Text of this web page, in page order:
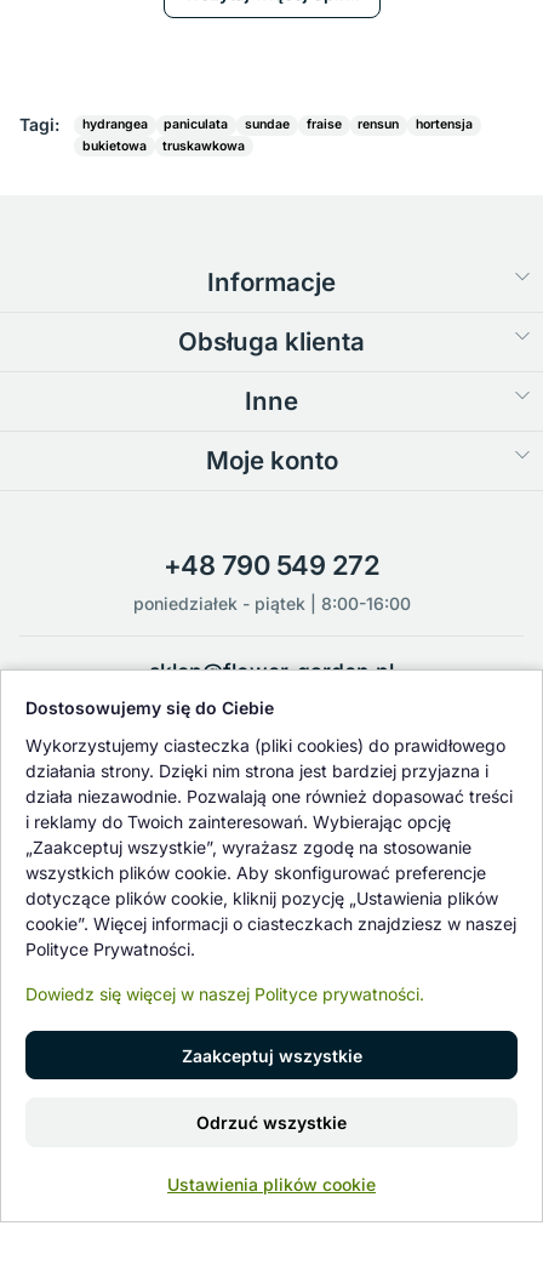
Dodaj do koszyka
Tagi: hydrangea paniculata sundae fraise rensun
hortensja
bukietowa
truskawkowa
Informacje
Obsługa klienta
Inne
Moje konto
+48 790 549 272
poniedziałek - piątek | 8:00-16:00
sklep@flower-garden.pl
Oferowane przez nas rośliny i nasiona podlegają regularnej ścisłej
kontroli jakości oraz kontroli zdrowotnej przeprowadzanej przez
wykwalifikowane osoby z Państwowej Inspekcji Ochrony Roślin i
Nasiennictwa.
© 1997 - 2026 flower-garden.pl | Wszelkie prawa zastrzeżone.
Dostosowujemy się do Ciebie
Wykorzystujemy ciasteczka (pliki cookies) do prawidłowego
działania strony. Dzięki nim strona jest bardziej przyjazna i
działa niezawodnie. Pozwalają one również dopasować treści
i reklamy do Twoich zainteresowań. Wybierając opcję
„Zaakceptuj wszystkie”, wyrażasz zgodę na stosowanie
wszystkich plików cookie. Aby skonfigurować preferencje
dotyczące plików cookie, kliknij pozycję „Ustawienia plików
cookie”. Więcej informacji o ciasteczkach znajdziesz w naszej
Polityce Prywatności.
Dowiedz się więcej w naszej Polityce prywatności.
Zaakceptuj wszystkie
Odrzuć wszystkie
Ustawienia plików cookie